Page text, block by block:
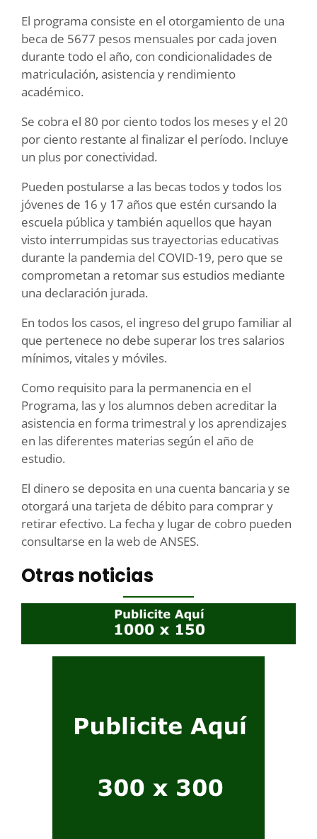
El programa consiste en el otorgamiento de una
beca de 5677 pesos mensuales por cada joven
durante todo el año, con condicionalidades de
matriculación, asistencia y rendimiento
académico.
Se cobra el 80 por ciento todos los meses y el 20
por ciento restante al finalizar el período. Incluye
un plus por conectividad.
Pueden postularse a las becas todos y todos los
jóvenes de 16 y 17 años que estén cursando la
escuela pública y también aquellos que hayan
visto interrumpidas sus trayectorias educativas
durante la pandemia del COVID-19, pero que se
comprometan a retomar sus estudios mediante
una declaración jurada.
En todos los casos, el ingreso del grupo familiar al
que pertenece no debe superar los tres salarios
mínimos, vitales y móviles.
Como requisito para la permanencia en el
Programa, las y los alumnos deben acreditar la
asistencia en forma trimestral y los aprendizajes
en las diferentes materias según el año de
estudio.
El dinero se deposita en una cuenta bancaria y se
otorgará una tarjeta de débito para comprar y
retirar efectivo. La fecha y lugar de cobro pueden
consultarse en la web de ANSES.
Otras noticias